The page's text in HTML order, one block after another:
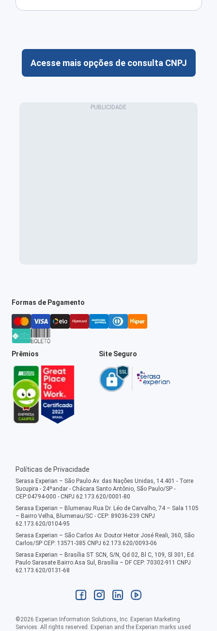
Acesse mais opções de consulta CNPJ
Formas de Pagamento
Prêmios Site Seguro
Políticas de Privacidade
Serasa Experian – São Paulo Av. das Nações Unidas, 14.401 - Torre
Sucupira - 24ºandar - Chácara Santo Antônio, São Paulo/SP -
CEP:04794-000 - CNPJ 62.173.620/0001-80
Serasa Experian – Blumenau Rua Dr. Léo de Carvalho, 74 – Sala 1105
– Bairro Velha, Blumenau/SC - CEP: 89036-239 CNPJ
62.173.620/0104-95
Serasa Experian – São Carlos Av. Doutor Heitor José Reali, 360, São
Carlos/SP CEP: 13571-385 CNPJ 62.173.620/0093-06
Serasa Experian – Brasília ST SCN, S/N, Qd 02, Bl C, 109, Sl 301, Ed.
Paulo Sarasate Bairro Asa Sul, Brasília – DF CEP: 70302-911 CNPJ
62.173.620/0131-68
©2026 Experian Information Solutions, Inc. Experian Marketing
Services. All rights reserved. Experian and the Experian marks used